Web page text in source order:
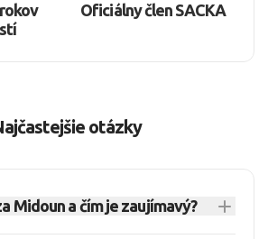
Oficiálny člen SACKA
otázky
Midoun a čím je zaujímavý?